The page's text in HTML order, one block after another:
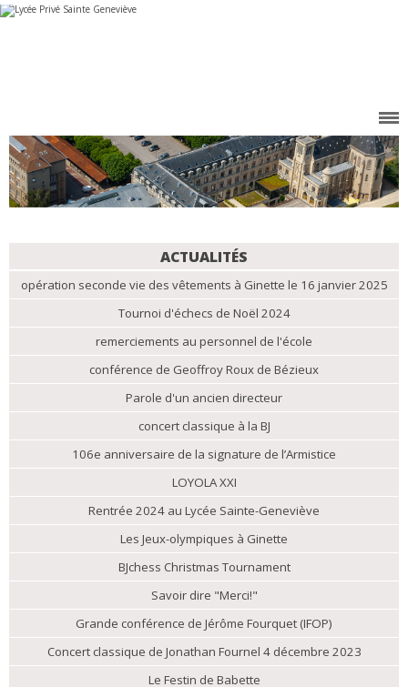
Aller
au
Outils
personnels
ACTUALITÉS
opération seconde vie des vêtements à Ginette le 16 janvier 2025
Tournoi d'échecs de Noël 2024
remerciements au personnel de l'école
conférence de Geoffroy Roux de Bézieux
Parole d'un ancien directeur
concert classique à la BJ
106e anniversaire de la signature de l’Armistice
LOYOLA XXI
Rentrée 2024 au Lycée Sainte-Geneviève
Les Jeux-olympiques à Ginette
BJchess Christmas Tournament
Savoir dire "Merci!"
Grande conférence de Jérôme Fourquet (IFOP)
Concert classique de Jonathan Fournel 4 décembre 2023
Le Festin de Babette